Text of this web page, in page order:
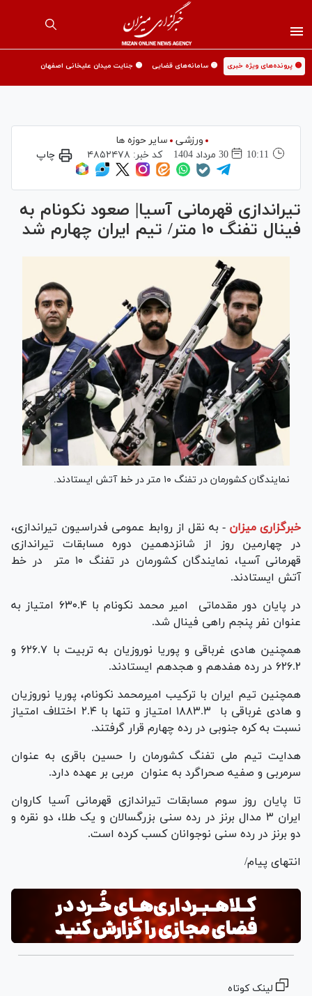
🟡 پرونده‌های ویژه خبری 🟡 سامانه‌های قضایی 🟡 جنایت میدان علیخانی اصفهان
ورزشی
سایر حوزه ها
10:11
30 مرداد 1404 کد خبر: ۴۸۵۲۴۷۸ چاپ
تیراندازی قهرمانی آسیا| صعود نکونام به
فینال تفنگ ۱۰ متر/ تیم ایران چهارم شد
نمایندگان کشورمان در تفنگ ۱۰ متر در خط آتش ایستادند.
خبرگزاری میزان - به نقل از روابط عمومی فدراسیون تیراندازی،
در چهارمین روز از شانزدهمین دوره مسابقات تیراندازی
قهرمانی آسیا، نمایندگان کشورمان در تفنگ ۱۰ متر در خط
آتش ایستادند.
در پایان دور مقدماتی امیر محمد نکونام با ۶۳۰.۴ امتیاز به
عنوان نفر پنجم راهی فینال شد.
همچنین هادی غرباقی و پوریا نوروزیان به تربیت با ۶۲۶.۷ و
۶۲۶.۲ در رده هفدهم و هجدهم ایستادند.
همچنین تیم ایران با ترکیب امیرمحمد نکونام، پوریا نوروزیان
و هادی غرباقی با ۱۸۸۳.۳ امتیاز و تنها با ۲.۴ اختلاف امتیاز
نسبت به کره جنوبی در رده چهارم قرار گرفتند.
هدایت تیم ملی تفنگ کشورمان را حسین باقری به عنوان
سرمربی و صفیه صحراگرد به عنوان مربی بر عهده دارد.
تا پایان روز سوم مسابقات تیراندازی قهرمانی آسیا کاروان
ایران ۳ مدال برنز در رده سنی بزرگسالان و یک طلا، دو نقره و
دو برنز در رده سنی نوجوانان کسب کرده است.
انتهای پیام/
لینک کوتاه